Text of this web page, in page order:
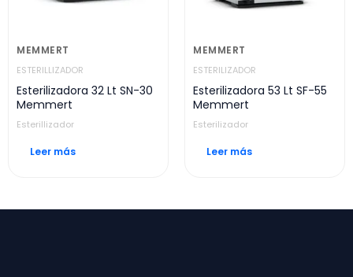
MEMMERT
ESTERILLIZADOR
Esterilizadora 32 Lt SN-30
Memmert
Esterillizador
Leer más
MEMMERT
ESTERILIZADOR
Esterilizadora 53 Lt SF-55
Memmert
Esterilizador
Leer más